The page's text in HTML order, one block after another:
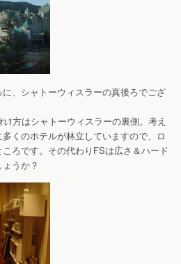
、シャトーウィスラーの真後ろでござ
1方はシャトーウィスラーの裏側。考え
くのホテルが林立していますので、ロ
ろです。その代わりFSは広さ＆ハード
ょうか？